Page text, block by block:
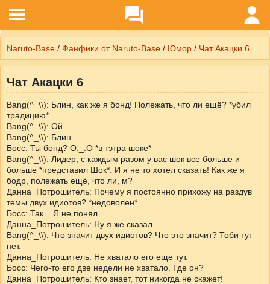
Naruto-Base / Фанфики от Naruto-Base / Юмор / Чат Акацки 6
Чат Акацки 6
Bang(^_\\): Блин, как же я бонд! Полежать, что ли ещё? *убил
традицию*
Bang(^_\\): Ой.
Bang(^_\\): Блин
Босс: Ты бонд? О:_:О *в тэтра шоке*
Bang(^_\\): Лидер, с каждым разом у вас шок все больше и
больше *представил Шок*. И я не то хотел сказать! Как же я
бодр, полежать ещё, что ли, м?
Данна_Потрошитель: Почему я постоянно прихожу на раздув
темы двух идиотов? *недоволен*
Босс: Так... Я не понял...
Данна_Потрошитель: Ну я же сказал.
Bang(^_\\): Что значит двух идиотов? Что это значит? Тоби тут
нет.
Данна_Потрошитель: Не хватало его еще тут.
Босс: Чего-то его две недели не хватало. Где он?
Данна_Потрошитель: Кто знает, тот никогда не скажет!